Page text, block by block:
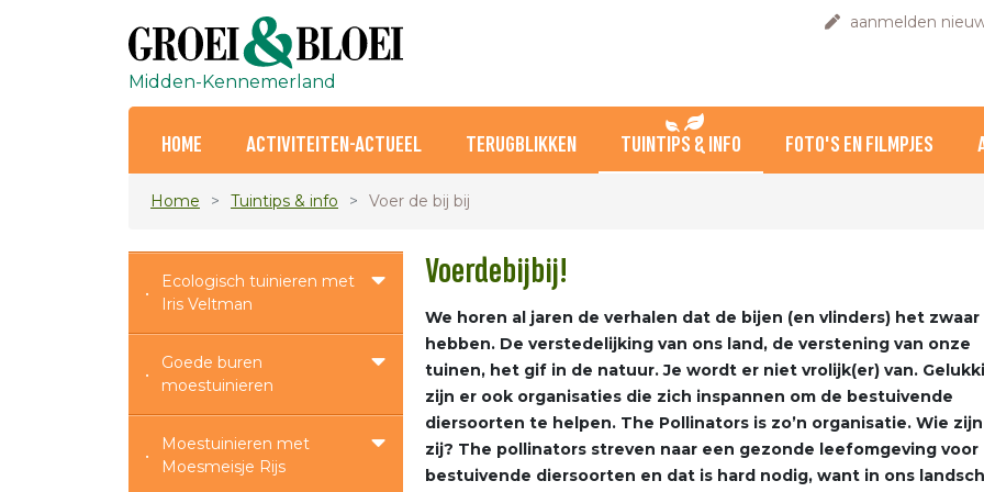
aanmelden
Midden-Kennemerland
HOME ACTIVITEITEN-ACTUEEL TERUGBLIKKEN TUINTIPS & INFO FOTO'S EN FILMPJES
Home Tuintips & info Voer de bij bij
Ecologisch tuinieren met
Iris Veltman
Goede buren
moestuinieren
Moestuinieren met
Moesmeisje Rijs
Voerdebijbij!
We horen al jaren de verhalen dat de bijen (en vlinders) het zwaar
hebben. De verstedelijking van ons land, de verstening van onze
tuinen, het gif in de natuur. Je wordt er niet vrolijk(er) van.
zijn er ook organisaties die zich inspannen om de bestuivende
diersoorten te helpen. The Pollinators is zo’n organisatie. Wie zijn
zij? The pollinators streven naar een gezonde leefomgeving voor
bestuivende diersoorten en dat is hard nodig, want in ons